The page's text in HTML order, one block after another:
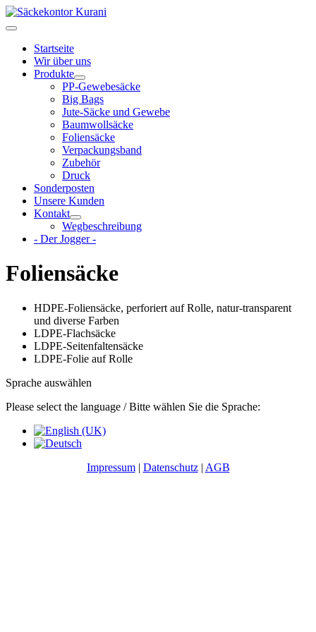
Startseite
Wir über uns
Produkte
PP-Gewebesäcke
Big Bags
Jute-Säcke und Gewebe
Baumwollsäcke
Foliensäcke
Verpackungsband
Zubehör
Druck
Sonderposten
Unsere Kunden
Kontakt
Wegbeschreibung
- Der Jogger -
Foliensäcke
HDPE-Foliensäcke, perforiert auf Rolle, natur-transparent
und diverse Farben
LDPE-Flachsäcke
LDPE-Seitenfaltensäcke
LDPE-Folie auf Rolle
Sprache auswählen
Please select the language / Bitte wählen Sie die Sprache:
Impressum| Datenschutz| AGB